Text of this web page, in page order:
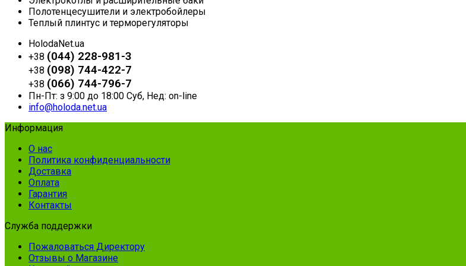
Полотенцесушители и электробойлеры
Теплый плинтус и терморегуляторы
HolodaNet.ua
+38 (044) 228-981-3
+38 (098) 744-422-7
+38 (066) 744-796-7
Пн-Пт: з 9:00 до 18:00 Суб, Нед: on-line
info@holoda.net.ua
Информация
О нас
Политика конфиденциальности
Доставка
Оплата
Гарантия
Контакты
Служба поддержки
Пожаловаться Директору
Отзывы о Магазине